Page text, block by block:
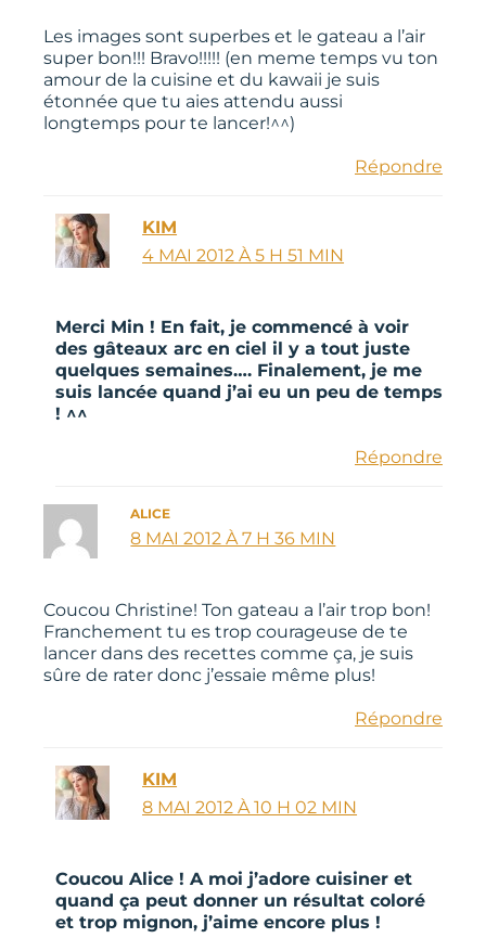
Les images sont superbes et le gateau a l’air
super bon!!! Bravo!!!!! (en meme temps vu ton
amour de la cuisine et du kawaii je suis
étonnée que tu aies attendu aussi
longtemps pour te lancer!^^)
Répondre
KIM
4 MAI 2012 À 5 H 51 MIN
Merci Min ! En fait, je commencé à voir
des gâteaux arc en ciel il y a tout juste
quelques semaines…. Finalement, je me
suis lancée quand j’ai eu un peu de temps
! ^^
Répondre
ALICE
8 MAI 2012 À 7 H 36 MIN
Coucou Christine! Ton gateau a l’air trop bon!
Franchement tu es trop courageuse de te
lancer dans des recettes comme ça, je suis
sûre de rater donc j’essaie même plus!
Répondre
KIM
8 MAI 2012 À 10 H 02 MIN
Coucou Alice ! A moi j’adore cuisiner et
quand ça peut donner un résultat coloré
et trop mignon, j’aime encore plus !